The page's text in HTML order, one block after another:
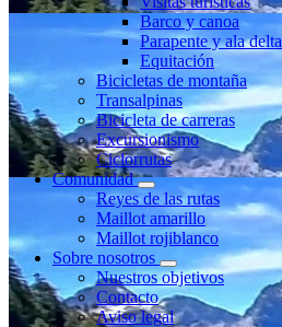
Barco y canoa
Parapente y ala delta
Equitación
Bicicletas de montaña
Transalpinas
Bicicleta de carreras
Excursionismo
Ciclorrutas
Comunidad
Reyes de las rutas
Maillot amarillo
Maillot rojiblanco
Sobre nosotros
Nuestros objetivos
Contacto
Aviso legal